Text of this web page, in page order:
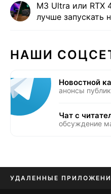
M3 Ultra или RTX
лучше запускать
НАШИ
Новостной
анонсы
Чат с
обсуждение
УДАЛЕННЫЕ